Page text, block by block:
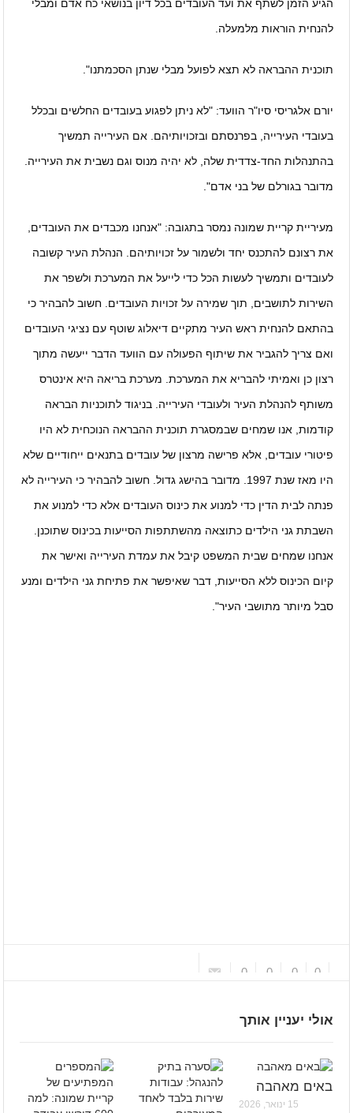
הגיע הזמן לשתף את ועד העובדים בכל דיון בנושאי כח אדם ומבלי
להנחית הוראות מלמעלה.
תוכנית ההבראה לא תצא לפועל מבלי שנתן הסכמתנו".
יורם אלגריסי סיו"ר הוועד: "לא ניתן לפגוע בעובדים החלשים ובכלל
בעובדי העירייה, בפרנסתם ובזכויותיהם. אם העירייה תמשיך
בהתנהלות החד-צדדית שלה, לא יהיה מנוס וגם נשבית את העירייה.
מדובר בגורלם של בני אדם".
מעיריית קריית שמונה נמסר בתגובה: "אנחנו מכבדים את העובדים,
את רצונם להתכנס יחד ולשמור על זכויותיהם. הנהלת העיר קשובה
לעובדים ותמשיך לעשות הכל כדי לייעל את המערכת ולשפר את
השירות לתושבים, תוך שמירה על זכויות העובדים. חשוב להבהיר כי
בהתאם להנחית ראש העיר מתקיים דיאלוג שוטף עם נציגי העובדים
ואם צריך להגביר את שיתוף הפעולה עם הוועד הדבר ייעשה מתוך
רצון כן ואמיתי להבריא את המערכת. מערכת בריאה היא אינטרס
משותף להנהלת העיר ולעובדי העירייה. בניגוד לתוכניות הבראה
קודמות, אנו שמחים שבמסגרת תוכנית ההבראה הנוכחית לא היו
פיטורי עובדים, אלא פרישה מרצון של עובדים בתנאים ייחודיים שלא
היו מאז שנת 1997. מדובר בהישג גדול. חשוב להבהיר כי העירייה לא
פנתה לבית הדין כדי למנוע את כינוס העובדים אלא כדי למנוע את
השבתת גני הילדים כתוצאה מהשתתפות הסייעות בכינוס שתוכנן.
אנחנו שמחים שבית המשפט קיבל את עמדת העירייה ואישר את
קיום הכינוס ללא הסייעות, דבר שאיפשר את פתיחת גני הילדים ומנע
סבל מיותר מתושבי העיר".
0
0
0
0
אולי יעניין אותך
באים מאהבה
15 ינואר, 2026